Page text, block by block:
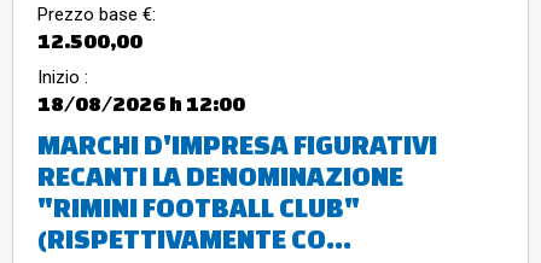
Prezzo base €:
12.500,00
Inizio :
18/08/2026 h 12:00
MARCHI D'IMPRESA FIGURATIVI
RECANTI LA DENOMINAZIONE
"RIMINI FOOTBALL CLUB"
(RISPETTIVAMENTE CO...